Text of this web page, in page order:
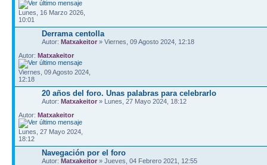
Lunes, 16 Marzo 2026,
10:01
Derrama centolla
Autor: Matxakeitor » Viernes, 09 Agosto 2024, 12:18
Autor: Matxakeitor
Viernes, 09 Agosto 2024,
12:18
20 años del foro. Unas palabras para celebrarlo
Autor: Matxakeitor » Lunes, 27 Mayo 2024, 18:12
Autor: Matxakeitor
Lunes, 27 Mayo 2024,
18:12
Navegación por el foro
Autor: Matxakeitor » Jueves, 04 Febrero 2021, 12:55